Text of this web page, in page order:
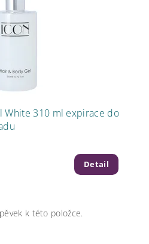
White 310 ml expirace do
Detail
k této položce.